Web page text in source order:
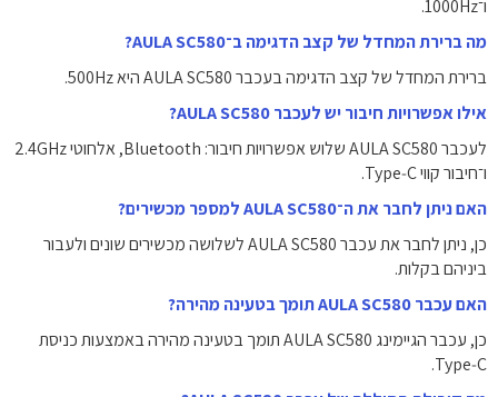
ו־1000Hz.
מה ברירת המחדל של קצב הדגימה ב־AULA SC580?
ברירת המחדל של קצב הדגימה בעכבר AULA SC580 היא 500Hz.
אילו אפשרויות חיבור יש לעכבר AULA SC580?
לעכבר AULA SC580 שלוש אפשרויות חיבור: Bluetooth, ‏אלחוטי ‎2.4GHz
ו־חיבור קווי Type‑C.
האם ניתן לחבר את ה־AULA SC580 למספר מכשירים?
כן, ניתן לחבר את עכבר AULA SC580 לשלושה מכשירים שונים ולעבור
ביניהם בקלות.
האם עכבר AULA SC580 תומך בטעינה מהירה?
כן, עכבר הגיימינג AULA SC580 תומך בטעינה מהירה באמצעות כניסת
Type‑C.